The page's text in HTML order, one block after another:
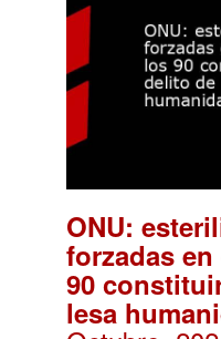
ONU:
forzadas
90
lesa